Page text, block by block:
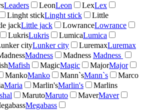
Leaders LeonLeon LexLex
Linght stickLinght stick
Little
jackLittle jack LowranceLowrance
LukrisLukris LumicaLumica
cityLunker city LuremaxLuremax
Madness Madness Madness
Mafish MagicMagic MajorMajor
MankoManko Mann`sMann`s
Marco
Maria Marlin'sMarlin's
Marlins
MarutoMaruto MaverMaver
Megabass